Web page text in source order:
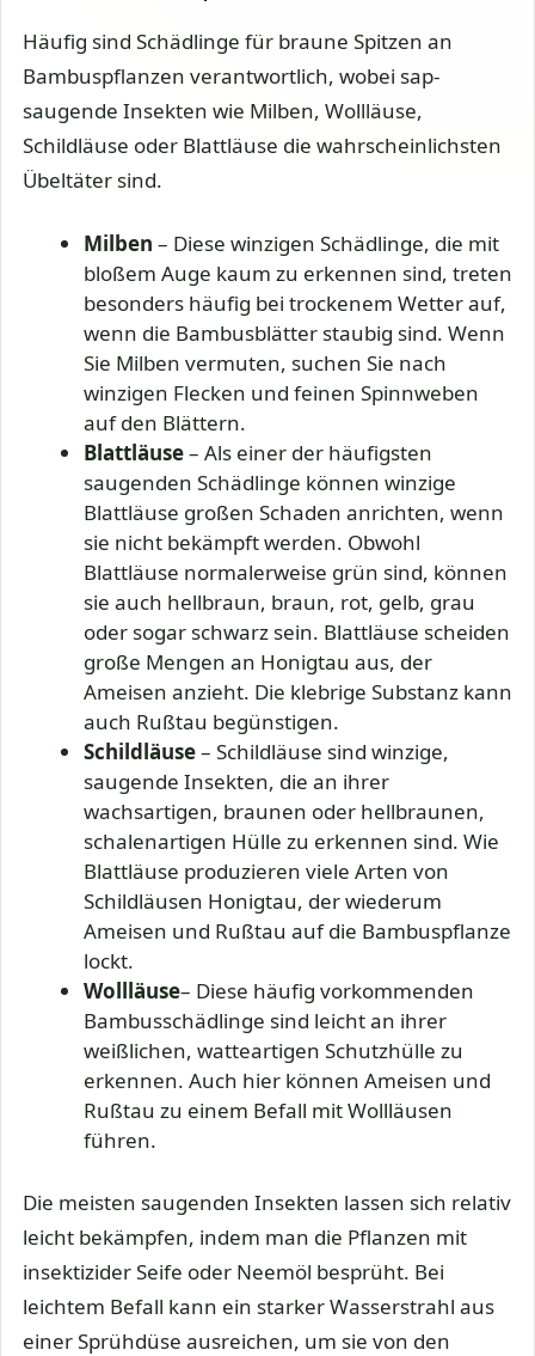
Häufig sind Schädlinge für braune Spitzen an
Bambuspflanzen verantwortlich, wobei sap-
saugende Insekten wie Milben, Wollläuse,
Schildläuse oder Blattläuse die wahrscheinlichsten
Übeltäter sind.
Milben – Diese winzigen Schädlinge, die mit
bloßem Auge kaum zu erkennen sind, treten
besonders häufig bei trockenem Wetter auf,
wenn die Bambusblätter staubig sind. Wenn
Sie Milben vermuten, suchen Sie nach
winzigen Flecken und feinen Spinnweben
auf den Blättern.
Blattläuse– Als einer der häufigsten
saugenden Schädlinge können winzige
Blattläuse großen Schaden anrichten, wenn
sie nicht bekämpft werden. Obwohl
Blattläuse normalerweise grün sind, können
sie auch hellbraun, braun, rot, gelb, grau
oder sogar schwarz sein. Blattläuse scheiden
große Mengen an Honigtau aus, der
Ameisen anzieht. Die klebrige Substanz kann
auch Rußtau begünstigen.
Schildläuse– Schildläuse sind winzige,
saugende Insekten, die an ihrer
wachsartigen, braunen oder hellbraunen,
schalenartigen Hülle zu erkennen sind. Wie
Blattläuse produzieren viele Arten von
Schildläusen Honigtau, der wiederum
Ameisen und Rußtau auf die Bambuspflanze
lockt.
Wollläuse– Diese häufig vorkommenden
Bambusschädlinge sind leicht an ihrer
weißlichen, watteartigen Schutzhülle zu
erkennen. Auch hier können Ameisen und
Rußtau zu einem Befall mit Wollläusen
führen.
Die meisten saugenden Insekten lassen sich relativ
leicht bekämpfen, indem man die Pflanzen mit
insektizider Seife oder Neemöl besprüht. Bei
leichtem Befall kann ein starker Wasserstrahl aus
einer Sprühdüse ausreichen, um sie von den